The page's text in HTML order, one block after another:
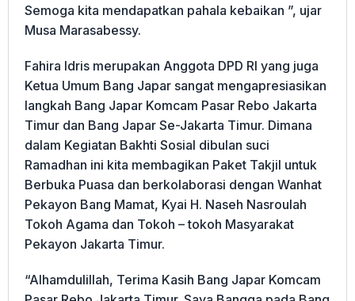
Semoga kita mendapatkan pahala kebaikan ”, ujar
Musa Marasabessy.
Fahira Idris merupakan Anggota DPD RI yang juga
Ketua Umum Bang Japar sangat mengapresiasikan
langkah Bang Japar Komcam Pasar Rebo Jakarta
Timur dan Bang Japar Se-Jakarta Timur. Dimana
dalam Kegiatan Bakhti Sosial dibulan suci
Ramadhan ini kita membagikan Paket Takjil untuk
Berbuka Puasa dan berkolaborasi dengan Wanhat
Pekayon Bang Mamat, Kyai H. Naseh Nasroulah
Tokoh Agama dan Tokoh – tokoh Masyarakat
Pekayon Jakarta Timur.
“Alhamdulillah, Terima Kasih Bang Japar Komcam